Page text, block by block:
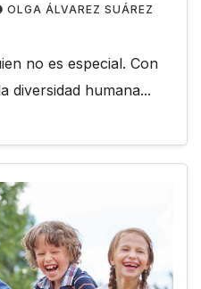
OLGA ÁLVAREZ SUÁREZ
no es especial. Con
diversidad humana...